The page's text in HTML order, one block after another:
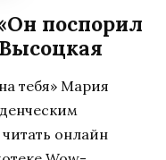
поспорил
тебя» Мария
онлайн